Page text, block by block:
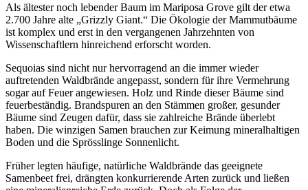
Als ältester noch lebender Baum im Mariposa Grove gilt der etwa
2.700 Jahre alte „Grizzly Giant.“ Die Ökologie der Mammutbäume
ist komplex und erst in den vergangenen Jahrzehnten von
Wissenschaftlern hinreichend erforscht worden.
Sequoias sind nicht nur hervorragend an die immer wieder
auftretenden Waldbrände angepasst, sondern für ihre Vermehrung
sogar auf Feuer angewiesen. Holz und Rinde dieser Bäume sind
feuerbeständig. Brandspuren an den Stämmen großer, gesunder
Bäume sind Zeugen dafür, dass sie zahlreiche Brände überlebt
haben. Die winzigen Samen brauchen zur Keimung mineralhaltigen
Boden und die Sprösslinge Sonnenlicht.
Früher legten häufige, natürliche Waldbrände das geeignete
Samenbeet frei, drängten konkurrierende Arten zurück und ließen